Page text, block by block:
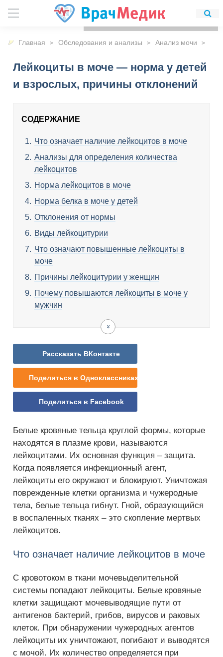
Главная Обследования и анализы Анализ мочи
Лейкоциты в моче — норма у детей
и взрослых, причины отклонений
СОДЕРЖАНИЕ
Что означает наличие лейкоцитов в моче
Анализы для определения количества
лейкоцитов
Норма лейкоцитов в моче
Норма белка в моче у детей
Отклонения от нормы
Виды лейкоцитурии
Что означают повышенные лейкоциты в
моче
Причины лейкоцитурии у женщин
Почему повышаются лейкоциты в моче у
мужчин
моче
много
лейкоцитов
лейкоцитурии
Рассказать ВКонтакте
Поделиться в Одноклассниках
Поделиться в Facebook
Белые кровяные тельца круглой формы, которые
находятся в плазме крови, называются
лейкоцитами. Их основная функция – защита.
Когда появляется инфекционный агент,
лейкоциты его окружают и блокируют. Уничтожая
поврежденные клетки организма и чужеродные
тела, белые тельца гибнут. Гной, образующийся
в воспаленных тканях – это скопление мертвых
лейкоцитов.
Что означает наличие лейкоцитов в моче
С кровотоком в ткани мочевыделительной
системы попадают лейкоциты. Белые кровяные
клетки защищают мочевыводящие пути от
антигенов бактерий, грибов, вирусов и раковых
клеток. При обнаружении чужеродных агентов
лейкоциты их уничтожают, погибают и выводятся
с мочой. Их количество определяется при
Для любых предложений по
сайту: detirkutsk@cp9.ru